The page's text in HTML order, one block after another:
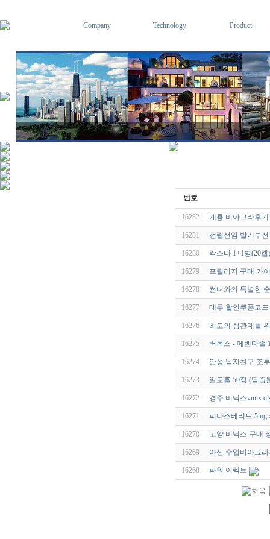
Company Technology Product
번호
16282 계룡 비아그라후
16281 전립선염 발기부
16280 칵스타 1+1병(20캡
16279 프릴리지 구매 가
16278 썸녀와의 특별한
16277 테무 할인쿠폰코드
16276 최고의 성관계를
16275 버목스 - 메벤다졸
16274 안성 남자친구 조
16273 알로홀 50정 (담
16272 경주 비닉스vinix
16271 피나스테리드
16270 고양 비닉스 구매
16269 아산 수입비아그
16268 파워 이렉트